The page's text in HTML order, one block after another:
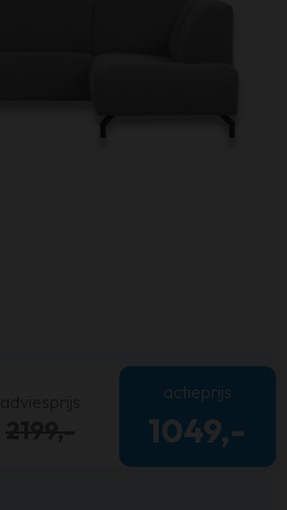
actieprijs
1049,-